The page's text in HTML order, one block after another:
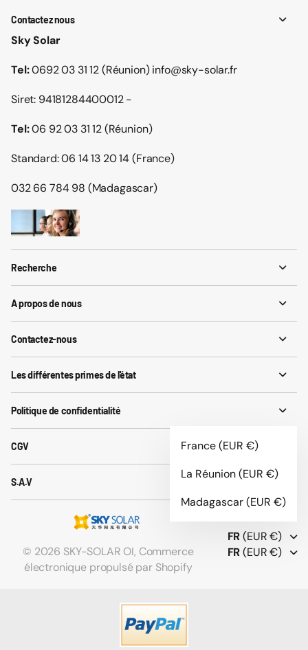
Contactez nous
Sky Solar
Tel:0692 03 31 12 (Réunion) info@sky-solar.fr
Siret: 94181284400012 -
Tel:06 92 03 31 12 (Réunion)
Standard: 06 14 13 20 14 (France)
032 66 784 98 (Madagascar)
Recherche
A propos de nous
Contactez-nous
Les différentes primes de l'état
Politique de confidentialité
CGV
S.A.V
© 2026 SKY-SOLAR OI, Commerce
électronique propulsé par Shopify
FR(EUR €)
FR(EUR €)
France(EUR €)
La Réunion(EUR €)
Madagascar(EUR €)